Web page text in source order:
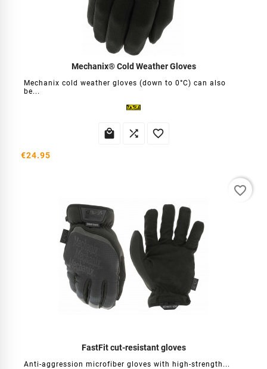
Mechanix® Cold Weather Gloves
Mechanix cold weather gloves (down to 0°C) can also
be...
  
€24.95
FastFit cut-resistant gloves
Anti-aggression microfiber gloves with high-strength...
favorite_border